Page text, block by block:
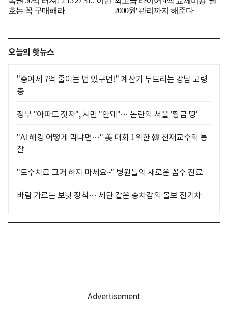
오늘의 핫뉴스
"증여세 7억 줄이는 법 있구먼!" 계산기 두드리는 강남 고령
층
정부 "아파트 짓자", 시민 "안돼"… 논란의 서울 '황금 땅'
"AI 해킹 어떻게 막냐면…" 美 대회 1위한 韓 천재교수의 통
찰
"도수치료 그거 하지 마세요~" 병원들의 새로운 꼼수 진료
바람 가르는 보닛 장착… 세단 같은 승차감의 볼보 전기차